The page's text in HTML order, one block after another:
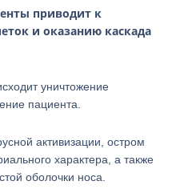
приводит к
и оказанию каскада
уничтожение
пациента.
активизации, остром
характера, а также
оболочки носа.